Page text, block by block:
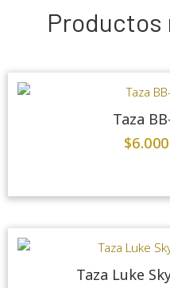
Productos
Taza
$6.000
Taza Luke